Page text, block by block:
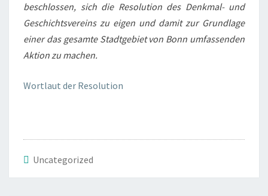
beschlossen, sich die Resolution des Denkmal- und
Geschichtsvereins zu eigen und damit zur Grundlage
einer das gesamte Stadtgebiet von Bonn umfassenden
Aktion zu machen.
Wortlaut der Resolution
Uncategorized